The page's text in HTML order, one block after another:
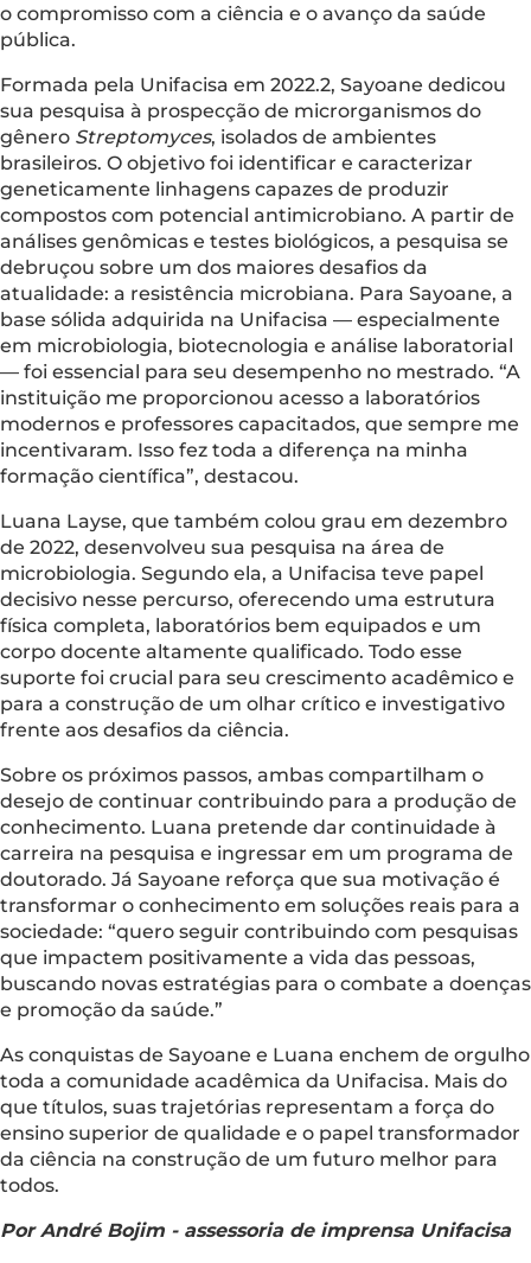
o compromisso com a ciência e o avanço da saúde
pública.
Formada pela Unifacisa em 2022.2, Sayoane dedicou
sua pesquisa à prospecção de microrganismos do
gênero Streptomyces, isolados de ambientes
brasileiros. O objetivo foi identificar e caracterizar
geneticamente linhagens capazes de produzir
compostos com potencial antimicrobiano. A partir de
análises genômicas e testes biológicos, a pesquisa se
debruçou sobre um dos maiores desafios da
atualidade: a resistência microbiana. Para Sayoane, a
base sólida adquirida na Unifacisa — especialmente
em microbiologia, biotecnologia e análise laboratorial
— foi essencial para seu desempenho no mestrado. “A
instituição me proporcionou acesso a laboratórios
modernos e professores capacitados, que sempre me
incentivaram. Isso fez toda a diferença na minha
formação científica”, destacou.
Luana Layse, que também colou grau em dezembro
de 2022, desenvolveu sua pesquisa na área de
microbiologia. Segundo ela, a Unifacisa teve papel
decisivo nesse percurso, oferecendo uma estrutura
física completa, laboratórios bem equipados e um
corpo docente altamente qualificado. Todo esse
suporte foi crucial para seu crescimento acadêmico e
para a construção de um olhar crítico e investigativo
frente aos desafios da ciência.
Sobre os próximos passos, ambas compartilham o
desejo de continuar contribuindo para a produção de
conhecimento. Luana pretende dar continuidade à
carreira na pesquisa e ingressar em um programa de
doutorado. Já Sayoane reforça que sua motivação é
transformar o conhecimento em soluções reais para a
sociedade: “quero seguir contribuindo com pesquisas
que impactem positivamente a vida das pessoas,
buscando novas estratégias para o combate a doenças
e promoção da saúde.”
As conquistas de Sayoane e Luana enchem de orgulho
toda a comunidade acadêmica da Unifacisa. Mais do
que títulos, suas trajetórias representam a força do
ensino superior de qualidade e o papel transformador
da ciência na construção de um futuro melhor para
todos.
Por André Bojim - assessoria de imprensa Unifacisa